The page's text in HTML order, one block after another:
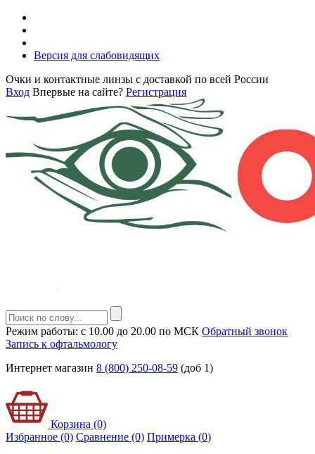
Версия для слабовидящих
Очки и контактные линзы с доставкой по всей России
Вход Впервые на сайте? Регистрация
Режим работы: с 10.00 до 20.00 по МСК Обратный звонок
Запись к офтальмологу
Интернет магазин 8 (800) 250-08-59 (доб 1)
Корзина (0)
Избранное (0) Сравнение (0) Примерка (0)